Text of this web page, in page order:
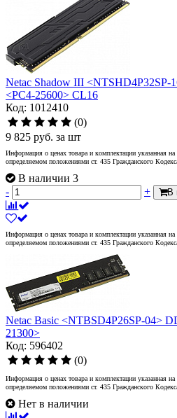
Netac Shadow III
<PC4-25600> CL16
Код: 1012410
(0)
9 825 руб. за шт
Информация о ценах товара и комплектации указанная на
определяемом положениями ст. 435 Гражданского
В наличии 3
-
+ В
Информация о ценах товара и комплектации указанная на
определяемом положениями ст. 435 Гражданского
Netac Basic <NTBSD4P26SP-04>
21300>
Код: 596402
(0)
Информация о ценах товара и комплектации указанная на
определяемом положениями ст. 435 Гражданского
Нет в наличии